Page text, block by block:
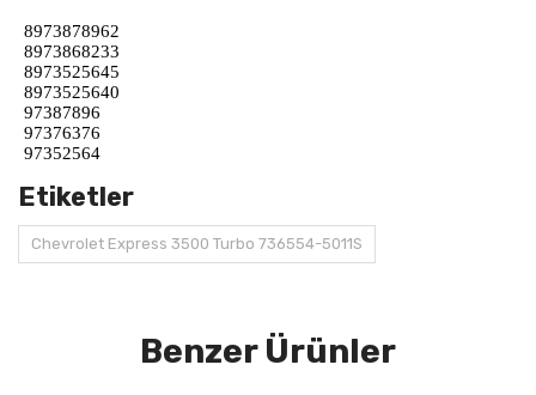
8973878962
8973868233
8973525645
8973525640
97387896
97376376
97352564
Etiketler
Chevrolet Express 3500 Turbo 736554-5011S
Benzer Ürünler